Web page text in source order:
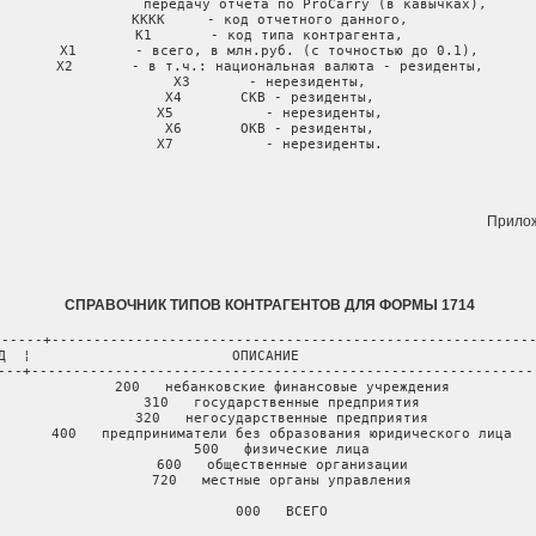
           передачу отчета по ProCarry (в кавычках),
KKKK     - код отчетного данного,
K1       - код типа контрагента,
X1       - всего, в млн.руб. (с точностью до 0.1),
X2       - в т.ч.: национальная валюта - резиденты,
X3       - нерезиденты,
X4       СКВ - резиденты,
X5           - нерезиденты,
X6       ОКВ - резиденты,
X7           - нерезиденты.
СПРАВОЧНИК ТИПОВ КОНТРАГЕНТОВ ДЛЯ ФОРМЫ 1714
¦                        ОПИСАНИЕ
   200   небанковские финансовые учреждения
   310   государственные предприятия
   320   негосударственные предприятия
   400   предприниматели без образования юридического лица
   500   физические лица
   600   общественные организации
   720   местные органы управления
   000   ВСЕГО